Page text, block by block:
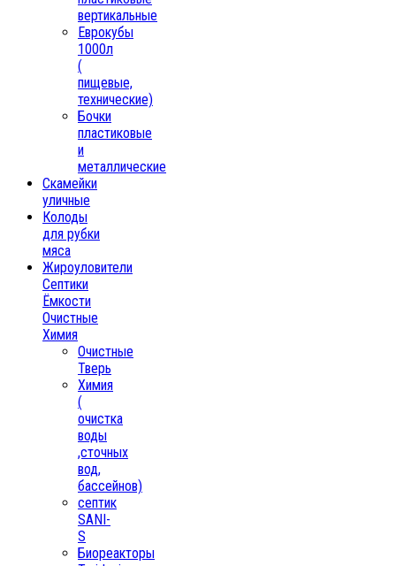
вертикальные
Еврокубы
1000л
(
пищевые,
технические)
Бочки
пластиковые
и
металлические
Скамейки
уличные
Колоды
для рубки
мяса
Жироуловители
Септики
Ёмкости
Очистные
Химия
Очистные
Тверь
Химия
(
очистка
воды
,сточных
вод,
бассейнов)
септик
SANI-
S
Биореакторы